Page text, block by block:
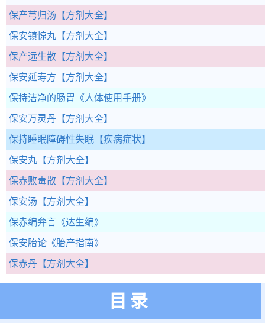
保产芎归汤 【方剂大全】
保安镇惊丸 【方剂大全】
保产远生散 【方剂大全】
保安延寿方 【方剂大全】
保持洁净的肠胃 《人体使用手册》
保安万灵丹 【方剂大全】
保持睡眠障碍性失眠 【疾病症状】
保安丸 【方剂大全】
保赤败毒散 【方剂大全】
保安汤 【方剂大全】
保赤编弁言 《达生编》
保安胎论 《胎产指南》
保赤丹 【方剂大全】
目录